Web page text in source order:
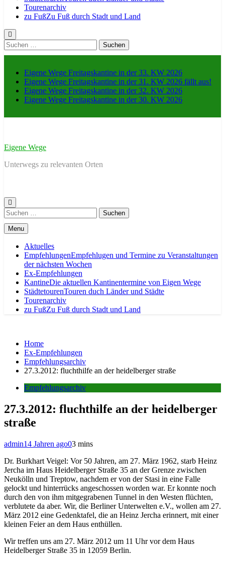
Tourenarchiv
zu FußZu Fuß durch Stadt und Land
Suche
nach:
Eigene Wege Freitagskantine in der 33. KW 2026
Eigene Wege Freitagskantine in der 31. KW 2026 fällt aus!
Eigene Wege Freitagskantine in der 32. KW 2026
Eigene Wege Freitagskantine in der 30. KW 2026
Eigene Wege
Unterwegs zu relevanten Orten
Suche
nach:
Menu
Aktuelles
EmpfehlungenEmpfehlugen und Termine zu Veranstaltungen
der nächsten Wochen
Ex-Empfehlungen
KantineDie aktuellen Kantinentermine von Eigen Wege
StädtetourenTouren duch Länder und Städte
Tourenarchiv
zu FußZu Fuß durch Stadt und Land
Home
Ex-Empfehlungen
Empfehlungsarchiv
27.3.2012: fluchthilfe an der heidelberger straße
Empfehlungsarchiv
27.3.2012: fluchthilfe an der heidelberger
straße
admin14 Jahren ago03 mins
Dr. Burkhart Veigel: Vor 50 Jahren, am 27. März 1962, starb Heinz
Jercha im Haus Heidelberger Straße 35 an der Grenze zwischen
Neukölln und Treptow, nachdem er von der Stasi in eine Falle
gelockt und hinterrücks angeschossen worden war. Er konnte noch
durch den von ihm mitgegrabenen Tunnel in den Westen flüchten,
verblutete da aber. Wir, die Berliner Unterwelten e.V., wollen am 27.
März 2012 eine Gedenktafel, die an Heinz Jercha erinnert, mit einer
kleinen Feier an dem Haus enthüllen.
Wir treffen uns am 27. März 2012 um 11 Uhr vor dem Haus
Heidelberger Straße 35 in 12059 Berlin.